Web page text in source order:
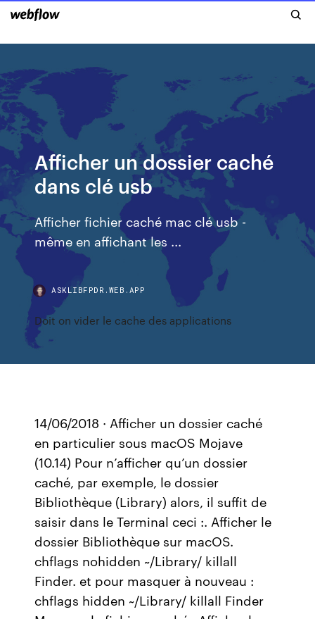
Afficher un dossier caché
dans clé usb
Afficher fichier caché mac clé usb -
même en affichant les ...
ASKLIBFPDR.WEB.APP
Doit on vider le cache des applications
14/06/2018 · Afficher un dossier caché
en particulier sous macOS Mojave
(10.14) Pour n’afficher qu’un dossier
caché, par exemple, le dossier
Bibliothèque (Library) alors, il suffit de
saisir dans le Terminal ceci :. Afficher le
dossier Bibliothèque sur macOS.
chflags nohidden ~/Library/ killall
Finder. et pour masquer à nouveau :
chflags hidden ~/Library/ killall Finder